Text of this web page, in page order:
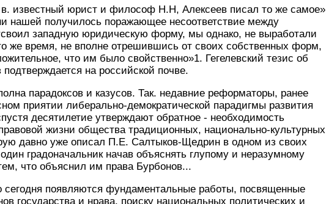
в. известный юрист и философ Н.Н, Алексеев писал то же самое»
нашей получилось поражающее несоответствие между
западную юридическую форму, мы однако, не выработали
же время, не вполне отрешившись от своих собственных форм,
что им было свойственно»1. Гегелевский тезис об
на российской почве.
парадоксов и казусов. Так. недавние реформаторы, ранее
приятии либерально-демократической парадигмы развития
десятилетие утверждают обратное - необходимость
жизни общества традиционных, национально-культурных
давно уже описал П.Е. Салтыков-Щедрин в одном из своих
градоначальник начав объяснять глупому и неразумному
что объяснил им права Бурбонов...
сегодня появляются фундаментальные работы, посвященные
государства и нрава, поиску национальных политических и